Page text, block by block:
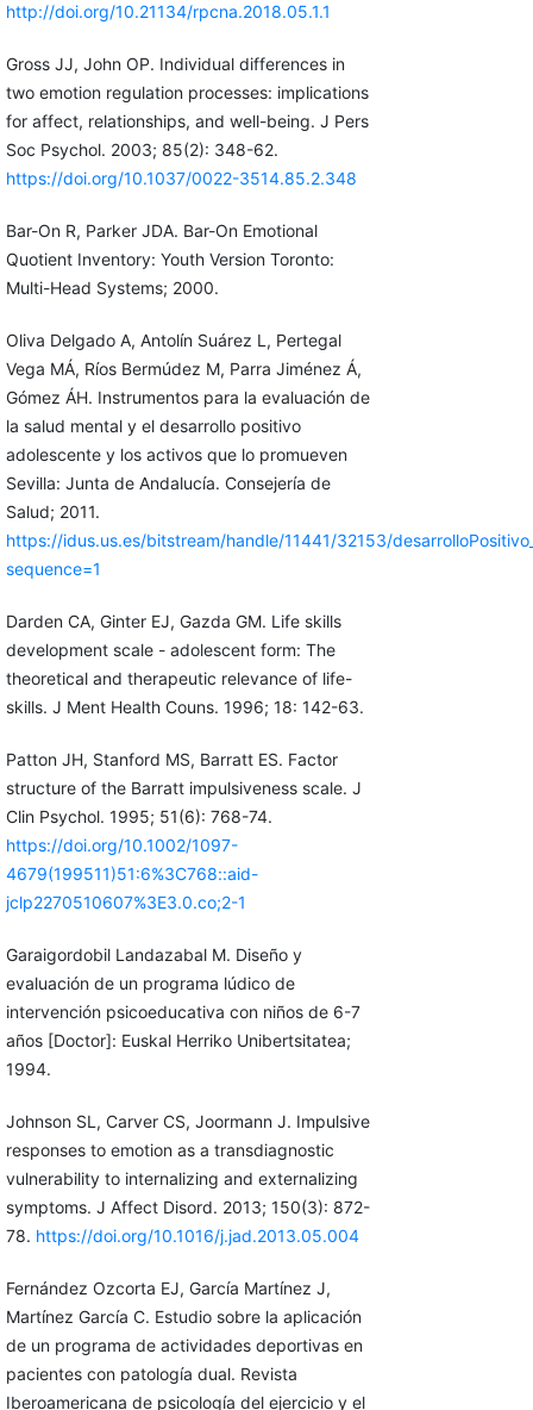
http://doi.org/10.21134/rpcna.2018.05.1.1
Gross JJ, John OP. Individual differences in
two emotion regulation processes: implications
for affect, relationships, and well-being. J Pers
Soc Psychol. 2003; 85(2): 348-62.
https://doi.org/10.1037/0022-3514.85.2.348
Bar-On R, Parker JDA. Bar-On Emotional
Quotient Inventory: Youth Version Toronto:
Multi-Head Systems; 2000.
Oliva Delgado A, Antolín Suárez L, Pertegal
Vega MÁ, Ríos Bermúdez M, Parra Jiménez Á,
Gómez ÁH. Instrumentos para la evaluación de
la salud mental y el desarrollo positivo
adolescente y los activos que lo promueven
Sevilla: Junta de Andalucía. Consejería de
Salud; 2011.
https://idus.us.es/bitstream/handle/11441/32153/
sequence=1
Darden CA, Ginter EJ, Gazda GM. Life skills
development scale - adolescent form: The
theoretical and therapeutic relevance of life-
skills. J Ment Health Couns. 1996; 18: 142-63.
Patton JH, Stanford MS, Barratt ES. Factor
structure of the Barratt impulsiveness scale. J
Clin Psychol. 1995; 51(6): 768-74.
https://doi.org/10.1002/1097-
4679(199511)51:6%3C768::aid-
jclp2270510607%3E3.0.co;2-1
Garaigordobil Landazabal M. Diseño y
evaluación de un programa lúdico de
intervención psicoeducativa con niños de 6-7
años [Doctor]: Euskal Herriko Unibertsitatea;
1994.
Johnson SL, Carver CS, Joormann J. Impulsive
responses to emotion as a transdiagnostic
vulnerability to internalizing and externalizing
symptoms. J Affect Disord. 2013; 150(3): 872-
78. https://doi.org/10.1016/j.jad.2013.05.004
Fernández Ozcorta EJ, García Martínez J,
Martínez García C. Estudio sobre la aplicación
de un programa de actividades deportivas en
pacientes con patología dual. Revista
Iberoamericana de psicología del ejercicio y el